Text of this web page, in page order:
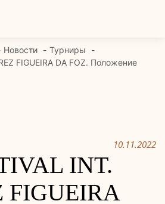
Новости
Турниры
FIGUEIRA DA FOZ. Положение
10.11.2022
INT.
FIGUEIRA